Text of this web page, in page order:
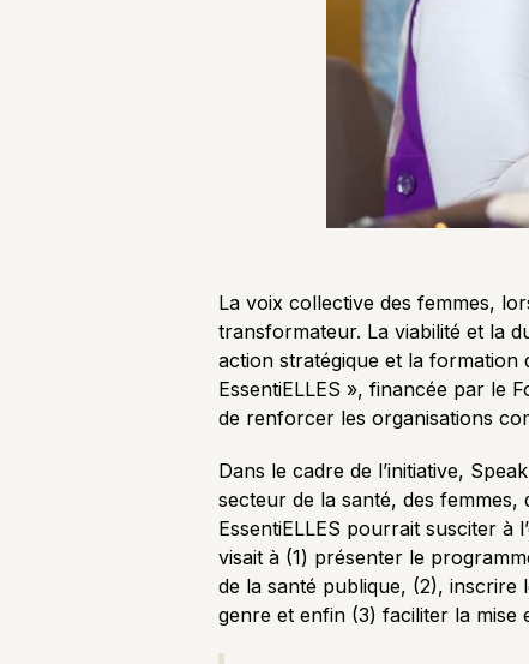
La voix collective des femmes,
transformateur. La viabilité et la
action stratégique et la formation
EssentiELLES », financée par le
de renforcer les organisations
Dans le cadre de l’initiative,
secteur de la santé, des femmes,
EssentiELLES pourrait susciter à
visait à (1) présenter le
de la santé publique, (2), inscrire
genre et enfin (3) faciliter la mise